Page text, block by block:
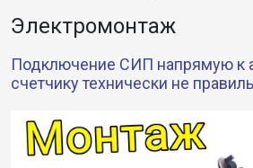
Электромонтаж
Подключение СИП напрямую к
счетчику технически не